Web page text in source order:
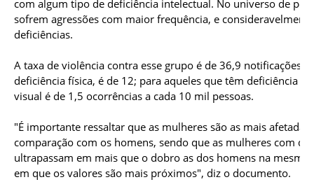
com algum tipo de deficiência intelectual. No universo de
sofrem agressões com maior frequência, e
deficiências.
A taxa de violência contra esse grupo é de 36,9 notificações
deficiência física, é de 12; para aqueles que têm deficiência
visual é de 1,5 ocorrências a cada 10 mil pessoas.
"É importante ressaltar que as mulheres são as mais
comparação com os homens, sendo que as mulheres com
ultrapassam em mais que o dobro as dos homens na
em que os valores são mais próximos", diz o documento.